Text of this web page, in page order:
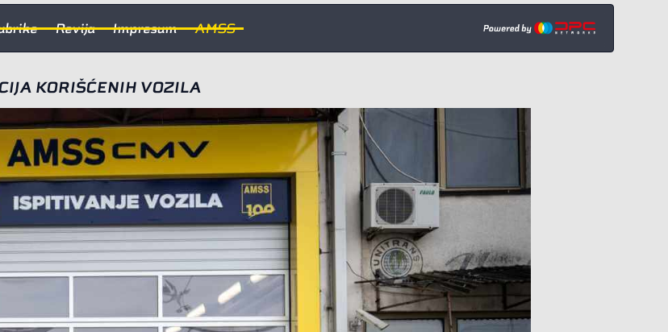
Revija Impresum AMSS
KORIŠĆENIH VOZILA